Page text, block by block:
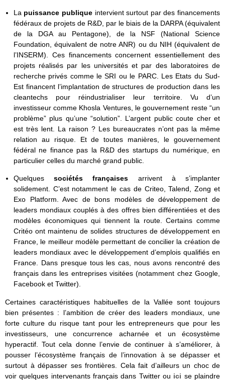
La puissance publique intervient surtout par des financements
fédéraux de projets de R&D, par le biais de la DARPA (équivalent
de la DGA au Pentagone), de la NSF (National Science
Foundation, équivalent de notre ANR) ou du NIH (équivalent de
l’INSERM). Ces financements concernent essentiellement des
projets réalisés par les universités et par des laboratoires de
recherche privés comme le SRI ou le PARC. Les Etats du Sud-
Est financent l’implantation de structures de production dans les
cleantechs pour réindustrialiser leur territoire. Vu d’un
investisseur comme Khosla Ventures, le gouvernement reste “un
problème” plus qu’une “solution”. L’argent public coute cher et
est très lent. La raison ? Les bureaucrates n’ont pas la même
relation au risque. Et de toutes manières, le gouvernement
fédéral ne finance pas la R&D des startups du numérique, en
particulier celles du marché grand public.
Quelquessociétés françaises arrivent à s’implanter
solidement. C’est notamment le cas de Criteo, Talend, Zong et
Exo Platform. Avec de bons modèles de développement de
leaders mondiaux couplés à des offres bien différentiées et des
modèles économiques qui tiennent la route. Certains comme
Critéo ont maintenu de solides structures de développement en
France, le meilleur modèle permettant de concilier la création de
leaders mondiaux avec le développement d’emplois qualifiés en
France. Dans presque tous les cas, nous avons rencontré des
français dans les entreprises visitées (notamment chez Google,
Facebook et Twitter).
Certaines caractéristiques habituelles de la Vallée sont toujours
bien présentes : l’ambition de créer des leaders mondiaux, une
forte culture du risque tant pour les entrepreneurs que pour les
investisseurs, une concurrence acharnée et un écosystème
hyperactif. Tout cela donne l’envie de continuer à s’améliorer, à
pousser l’écosystème français de l’innovation à se dépasser et
surtout à dépasser ses frontières. Cela fait d’ailleurs un choc de
voir quelques intervenants français dans Twitter ou ici se plaindre